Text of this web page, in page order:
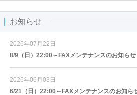
お知らせ
2026年07月22日
8/9（日）22:00～FAXメンテナンスのお知らせ
2026年06月03日
6/21（日）22:00～FAXメンテナンスのお知ら